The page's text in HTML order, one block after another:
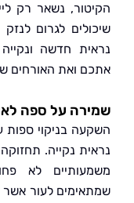
נשאר רק לייבש
לגרום לנזק
חדשה ונקייה
ואת האורחים שלכם.
על ספה לאורך זמן
בניקוי ספות עור עם
נקייה. תחזוקה נכונה
לא פחות.
לעור אשר נועדו